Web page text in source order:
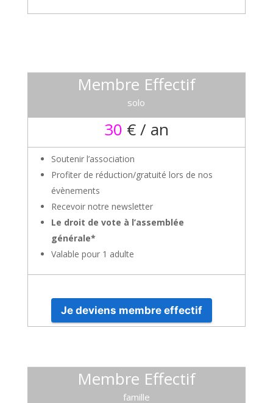
Membre Effectif
solo
30 € / an
Soutenir l’association
Profiter de réduction/gratuité lors de nos
évènements
Recevoir notre newsletter
Le droit de vote à l’assemblée
générale*
Valable pour 1 adulte
Je deviens membre effectif
Membre Effectif
famille